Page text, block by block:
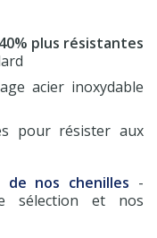
40% plus résistantes
acier inoxydable
pour résister aux
de nos chenilles -
sélection et nos